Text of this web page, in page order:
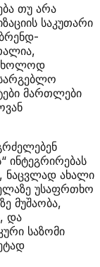
თუ არა
საკუთარი
მხოლოდ
მართლები
ინტეგრირებას
ნაცვლად ახალი
უსაფრთხო
მუშაობა,
და
საზომი